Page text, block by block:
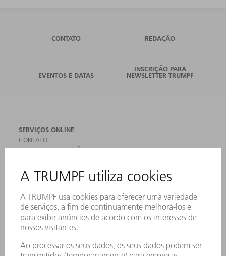
CONTATO REDAÇÃO
EVENTOS E DATAS
INSCRIÇÃO PARA
NEWSLETTER TRUMPF
SERVIÇOS ONLINE
CONTATO
LOCAIS DE OPERAÇÃO
ASSINATURA DA NEWSLETTER
FICHAS DE DADOS DE SEGURANÇA
MÁQUINAS & SISTEMAS
LASER
ELETRÔNICA DE POTÊNCIA
FERRAMENTAS ELÉTRICAS
SMART FACTORY
SOFTWARE